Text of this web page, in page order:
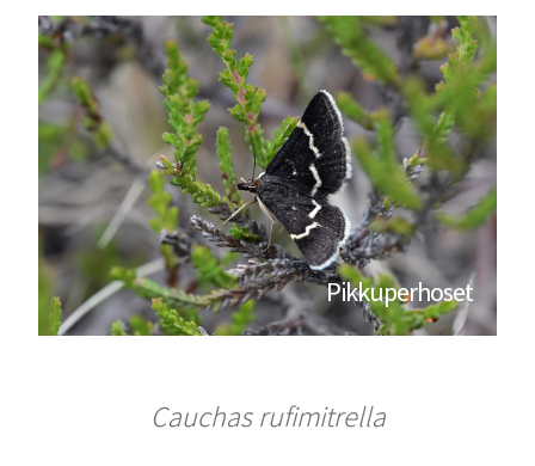
Pikkuperhoset
Cauchas rufimitrella